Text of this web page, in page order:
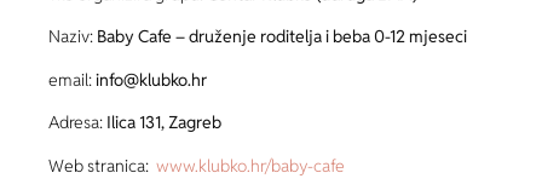
Naziv: Baby Cafe – druženje roditelja i beba 0-12 mjeseci
email:info@klubko.hr
Adresa: Ilica 131, Zagreb
Web stranica: www.klubko.hr/baby-cafe